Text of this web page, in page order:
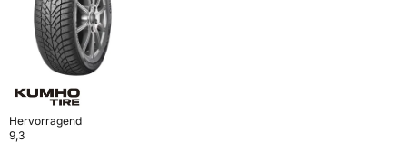
Hervorragend
9,3